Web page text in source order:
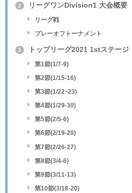
2 リーグワンDivision1 大会概要
リーグ戦
プレーオフトーナメント
3 トップリーグ2021 1stステージ
第1節(1/7-9)
第2節(1/15-16)
第3節(1/22ｰ23)
第4節(1/29-30)
第5節(2/5-6)
第6節(2/19-20)
第7節(2/26-27)
第8節(3/4-6)
第9節(3/11-13)
第10節(3/18-20)